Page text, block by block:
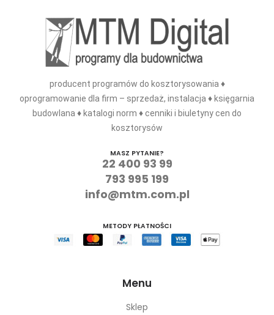
producent programów do kosztorysowania ♦
oprogramowanie dla firm – sprzedaż, instalacja ♦ księgarnia
budowlana ♦ katalogi norm ♦ cenniki i biuletyny cen do
kosztorysów
MASZ PYTANIE?
22 400 93 99
793 995 199
info@mtm.com.pl
METODY PŁATNOŚCI
Menu
Sklep